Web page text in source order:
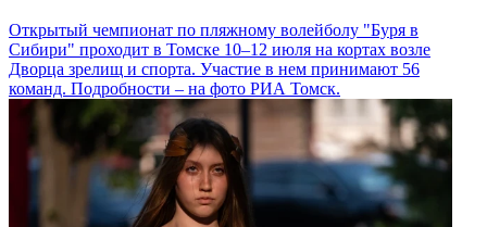
Открытый чемпионат по пляжному волейболу "Буря в
Сибири" проходит в Томске 10–12 июля на кортах возле
Дворца зрелищ и спорта. Участие в нем принимают 56
команд. Подробности – на фото РИА Томск.